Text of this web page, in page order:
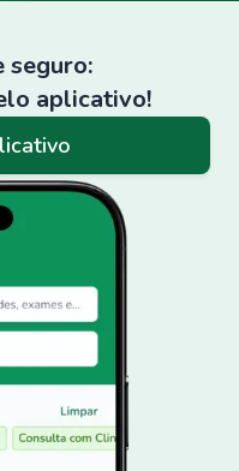
seguro:
aplicativo!